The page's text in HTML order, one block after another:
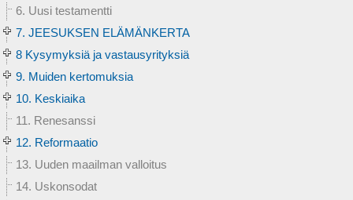
6. Uusi testamentti
7. JEESUKSEN ELÄMÄNKERTA
8 Kysymyksiä ja vastausyrityksiä
9. Muiden kertomuksia
10. Keskiaika
11. Renesanssi
12. Reformaatio
13. Uuden maailman valloitus
14. Uskonsodat